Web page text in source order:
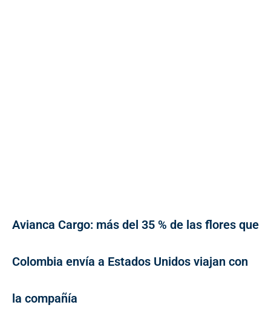
Avianca Cargo: más del 35 % de las flores que
Colombia envía a Estados Unidos viajan con
la compañía